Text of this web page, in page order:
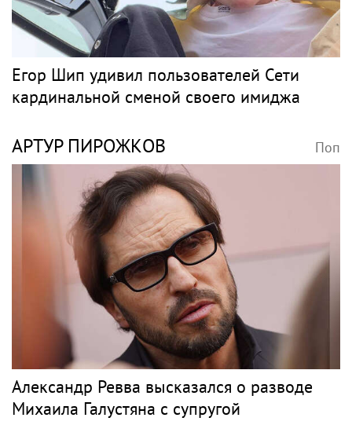
Егор Шип удивил пользователей Сети
кардинальной сменой своего имиджа
АРТУР ПИРОЖКОВ Поп
Александр Ревва высказался о разводе
Михаила Галустяна с супругой